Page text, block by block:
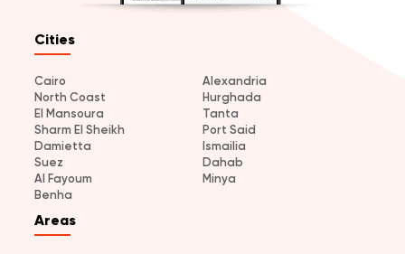
Cities
Cairo
Alexandria
North Coast
Hurghada
El Mansoura
Tanta
Sharm El Sheikh
Port Said
Damietta
Ismailia
Suez
Dahab
Al Fayoum
Minya
Benha
Areas